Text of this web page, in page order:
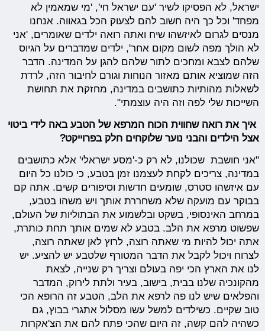
ישראל, לא הפסיקו לשיר 'עם ישראל חי', 'מי שמאמין לא
מפחד' וכל כך היה חשוב להם לצעוק הכל בגאווה. אנחנו
מנסים לגרום לאיזשהו שיח ואתה רואה ילדים שאומרים, 'אני
לא הולך מפה לשום מקום אחר', ילדים שמדברים על הגיוס
שלהם לצבא ומחכים לתור שלהם להגן על המדינה. הדבר
הזה שמוציא אותם מאזור הנוחות וגורם לחיבור הזה, לרדת
לשאלות מהותיות כתושבים במדינה, מחזקת את תחושת
השייכות שלי לפה וזה היה עוצמתי".
איך את רואה שחווית הכוח המרפא של הטבע באה לידי ביטוי
אצל הילדים והבני נוער שלוקחים חלק בפרוייקט?
"אני חושבת שכולנו, לא רק כ-'מסע ישראלי' אלא כתושבים
במדינה, צריכים לקחת לעצמנו זמן בטבע, כי כולנו כל היום
עם איזשהו סטרס, שומעים חדשות וסיפורים קשים. אתה קם
בבוקר עם מועקה שלא משחררת אותך ויש משהו בטבע,
במרחב האינסופי, בשקט ובלשמוע את הבתוליות של העולם,
שפשוט מרפא את הלב. בטבע לא שמים אותך תחת כותרת,
אתה יכול להיות מי שאתה רוצה, לרוץ לאן שאתה רוצה,
לצרוח ויכול לקבל את הדבר המטורף שלטבע יש להציע. יש
לנו את הארץ הכי יפה בעולם וצריך רק שנייה, לצאת
מהקונכיה שלנו בבית, בישוב, בעיר ולתת לירוק, המדבר
והפלאים שיש לנו פה לרפא את הלב, הטבע זה הרופא הכי
טוב שקיים. כשילדים למשל עשו מסלול אתגרי בבוץ, גם
כשהיה להם קשה, זה היום שהכי פתח להם את הצ'אקרות